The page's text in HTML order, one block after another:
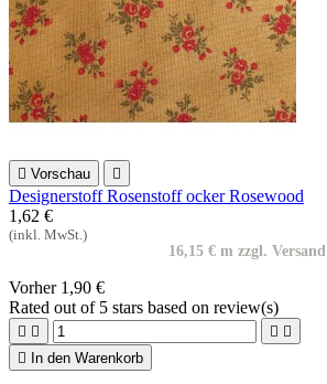
 Vorschau 
Designerstoff Rosenstoff ocker Rosewood
1,62 €
(inkl. MwSt.)
16,15 € m zzgl. Versand
Vorher 1,90 €
Rated out of 5 stars based on review(s)
   

In den Warenkorb